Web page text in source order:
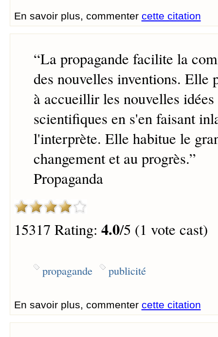
En savoir plus, commenter cette citation
“La propagande facilite la
des nouvelles inventions. Elle
à accueillir les nouvelles
scientifiques en s'en faisant
l'interprète. Elle habitue le
changement et au progrès.”
Propaganda
15317 Rating: 4.0/5 (1 vote cast)
propagande publicité
En savoir plus, commenter cette citation